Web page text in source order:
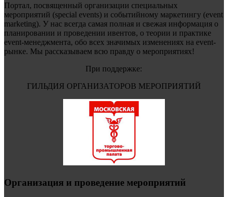
Портал, посвященный организации специальных
мероприятий (special events) и событийному маркетингу (event
marketing). У нас всегда самая полная и свежая информация о
планировании и проведении ивентов, о теории и практике
event-менеджмента, обо всех значимых изменениях на event-
рынке. Мы рассказываем всю правду о мероприятиях!
При поддержке:
ГИЛЬДИЯ ОРГАНИЗАТОРОВ МЕРОПРИЯТИЙ
Организация и проведение мероприятий